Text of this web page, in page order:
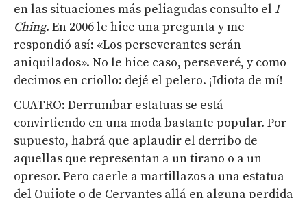
en las situaciones más peliagudas consulto el I
Ching. En 2006 le hice una pregunta y me
respondió así: «Los perseverantes serán
aniquilados». No le hice caso, perseveré, y como
decimos en criollo: dejé el pelero. ¡Idiota de mí!
CUATRO: Derrumbar estatuas se está
convirtiendo en una moda bastante popular. Por
supuesto, habrá que aplaudir el derribo de
aquellas que representan a un tirano o a un
opresor. Pero caerle a martillazos a una estatua
del Quijote o de Cervantes allá en alguna perdida